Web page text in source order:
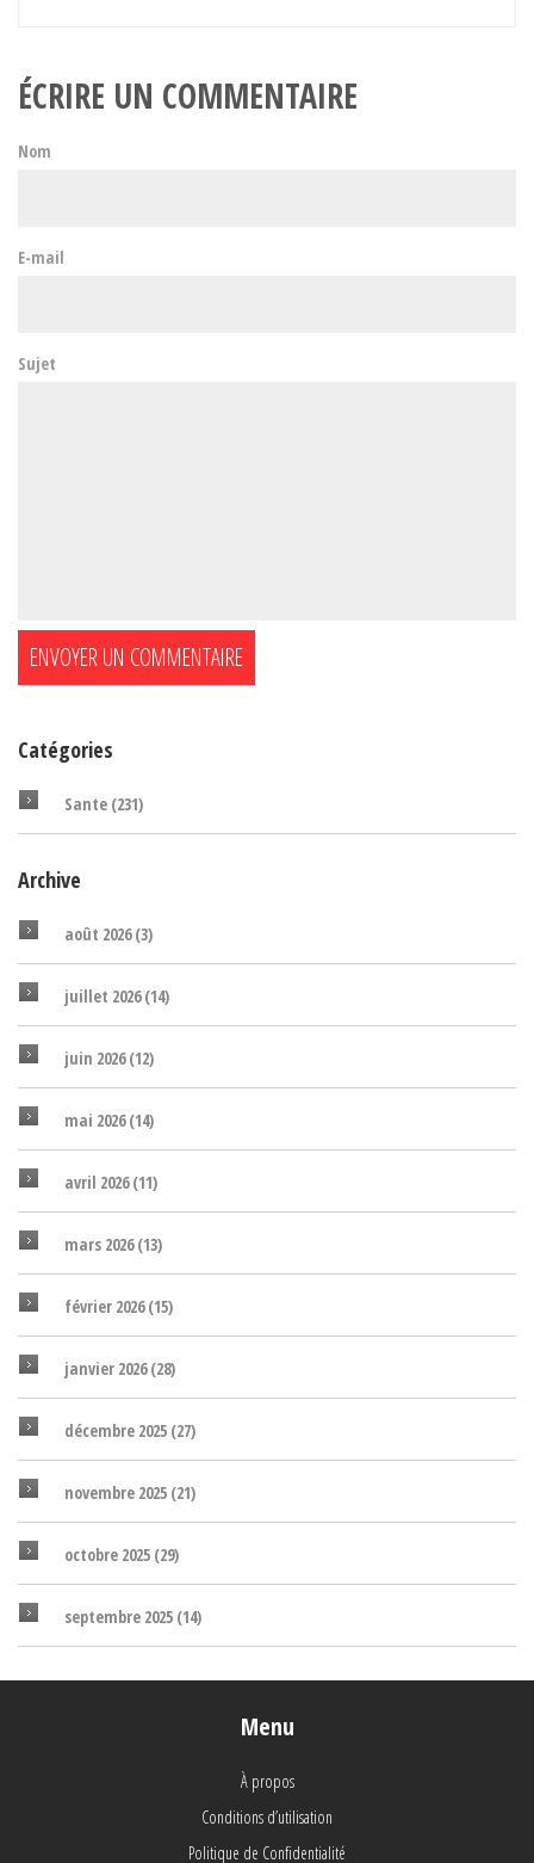
ÉCRIRE UN COMMENTAIRE
Nom
E-mail
Sujet
Catégories
Sante (231)
Archive
août 2026(3)
juillet 2026(14)
juin 2026(12)
mai 2026(14)
avril 2026(11)
mars 2026(13)
février 2026(15)
janvier 2026(28)
décembre 2025 (27)
novembre 2025 (21)
octobre 2025 (29)
septembre 2025 (14)
Menu
À propos
Conditions d’utilisation
Politique de Confidentialité